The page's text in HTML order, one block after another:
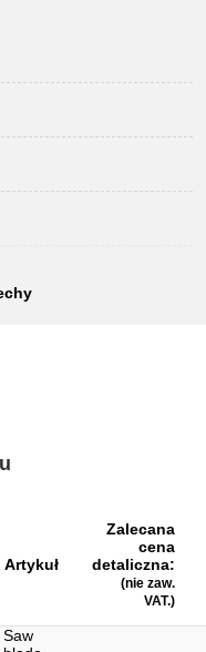
Artykuł
Zalecana
cena
detaliczna:
(nie zaw.
VAT.)
Saw